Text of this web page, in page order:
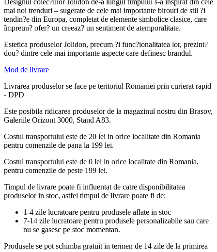
Designul colec?iilor Jolidon de-a lungul timpului s-a inspirat din cele
mai noi trenduri – sugerate de cele mai importante birouri de stil ?i
tendin?e din Europa, completat de elemente simbolice clasice, care
împreun? ofer? un creeaz? un sentiment de atemporalitate.
Estetica produselor Jolidon, precum ?i func?ionalitatea lor, prezint?
dou? dintre cele mai importante aspecte care definesc brandul.
Mod de livrare
Livrarea produselor se face pe teritoriul Romaniei prin curierat rapid
- DPD
Este posibila ridicarea produselor de la magazinul nostru din Brasov,
Galeriile Orizont 3000, Stand A83.
Costul transportului este de 20 lei in orice localitate din Romania
pentru comenzile de pana la 199 lei.
Costul transportului este de 0 lei in orice localitate din Romania,
pentru comenzile de peste 199 lei.
Timpul de livrare poate fi influentat de catre disponibilitatea
produselor in stoc, astfel timpul de livrare poate fi de:
1-4 zile lucratoare pentru produsele aflate in stoc
7-14 zile lucratoare pentru produsele personalizabile sau care
nu se gasesc pe stoc momentan.
Produsele se pot schimba gratuit in termen de 14 zile de la primirea